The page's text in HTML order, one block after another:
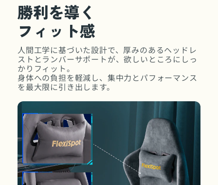
勝利を導く
フィット感
人間工学に基づいた設計で、厚みのあるヘッドレ
ストとランバーサポートが、欲しいところにしっ
かりフィット。
身体への負担を軽減し、集中力とパフォーマンス
を最大限に引き出します。